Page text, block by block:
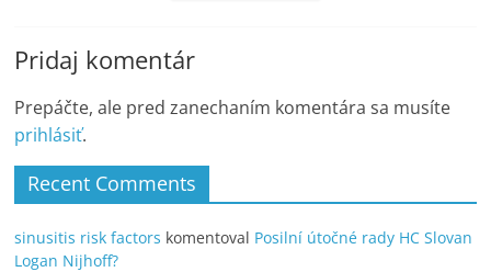
Pridaj komentár
Prepáčte, ale pred zanechaním komentára sa musíte
prihlásiť.
Recent Comments
sinusitis risk factors komentoval Posilní útočné rady HC Slovan
Logan Nijhoff?